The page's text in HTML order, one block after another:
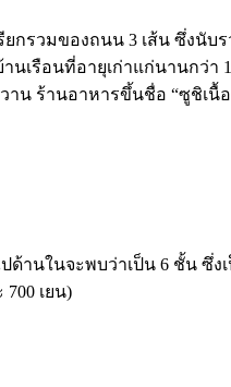
กรวมของถนน 3 เส้น ซึ่งนั
รือนที่อายุเก่าแก่นานกว่า
ร้านอาหารขึ้นชื่อ “ซูชิเนื้อ
ด้านในจะพบว่าเป็น 6 ชั้น
เยน)